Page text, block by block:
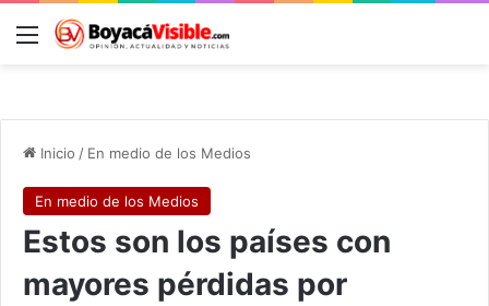
Menú
Inicio / En medio de los Medios
En medio de los Medios
Estos son los países con
mayores pérdidas por